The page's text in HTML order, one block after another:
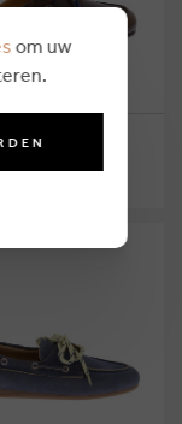
om uw